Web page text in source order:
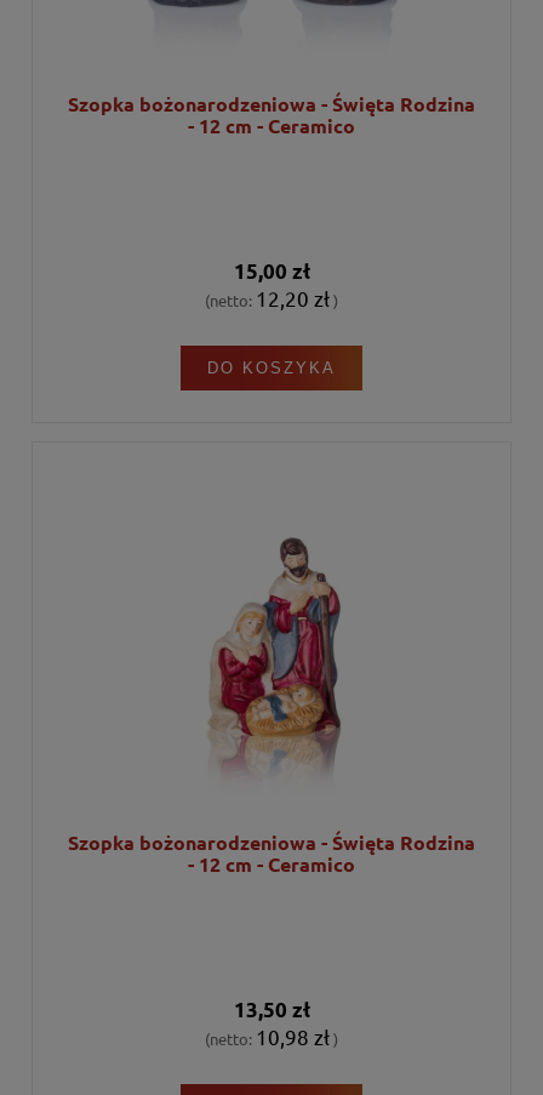
Szopka bożonarodzeniowa - Święta Rodzina
- 12 cm - Ceramico
15,00 zł
(netto: 12,20 zł)
DO KOSZYKA
Szopka bożonarodzeniowa - Święta Rodzina
- 12 cm - Ceramico
13,50 zł
(netto: 10,98 zł)